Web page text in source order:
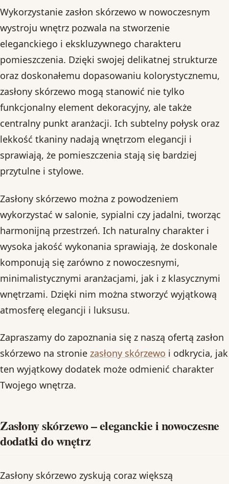
Wykorzystanie zasłon skórzewo w nowoczesnym
wystroju wnętrz pozwala na stworzenie
eleganckiego i ekskluzywnego charakteru
pomieszczenia. Dzięki swojej delikatnej strukturze
oraz doskonałemu dopasowaniu kolorystycznemu,
zasłony skórzewo mogą stanowić nie tylko
funkcjonalny element dekoracyjny, ale także
centralny punkt aranżacji. Ich subtelny połysk oraz
lekkość tkaniny nadają wnętrzom elegancji i
sprawiają, że pomieszczenia stają się bardziej
przytulne i stylowe.
Zasłony skórzewo można z powodzeniem
wykorzystać w salonie, sypialni czy jadalni, tworząc
harmonijną przestrzeń. Ich naturalny charakter i
wysoka jakość wykonania sprawiają, że doskonale
komponują się zarówno z nowoczesnymi,
minimalistycznymi aranżacjami, jak i z klasycznymi
wnętrzami. Dzięki nim można stworzyć wyjątkową
atmosferę elegancji i luksusu.
Zapraszamy do zapoznania się z naszą ofertą zasłon
skórzewo na stronie zasłony skórzewo i odkrycia, jak
ten wyjątkowy dodatek może odmienić charakter
Twojego wnętrza.
Zasłony skórzewo – eleganckie i nowoczesne
dodatki do wnętrz
Zasłony skórzewo zyskują coraz większą